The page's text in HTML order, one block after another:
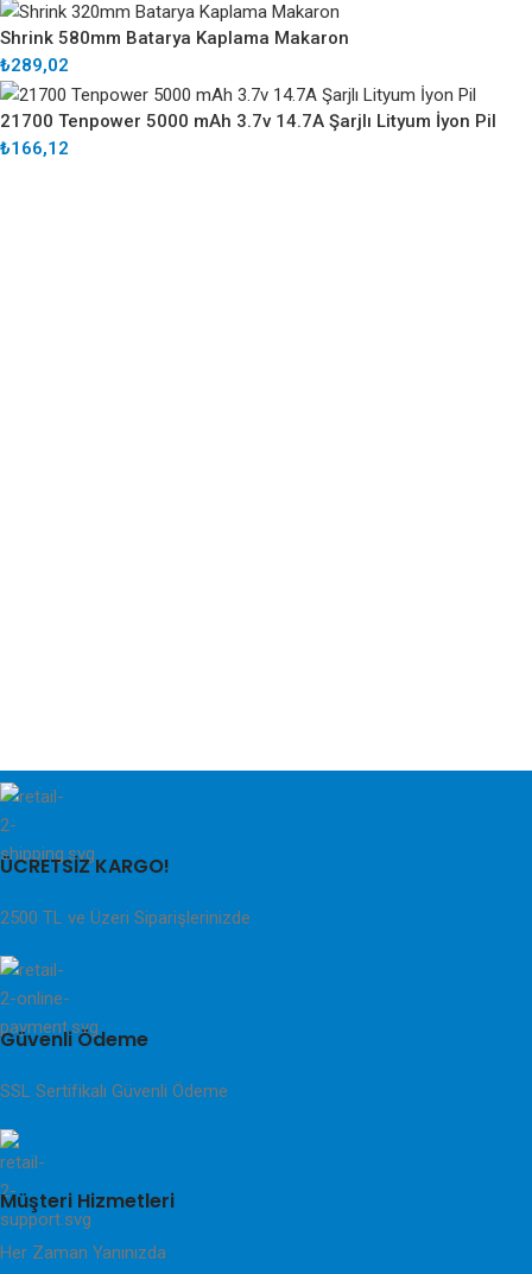
Shrink 580mm Batarya Kaplama Makaron
₺289,02
21700 Tenpower 5000 mAh 3.7v 14.7A Şarjlı Lityum İyon Pil
₺166,12
ÜCRETSİZ KARGO!
2500 TL ve Üzeri Siparişlerinizde
Güvenli Ödeme
SSL Sertifikalı Güvenli Ödeme
Müşteri Hizmetleri
Her Zaman Yanınızda